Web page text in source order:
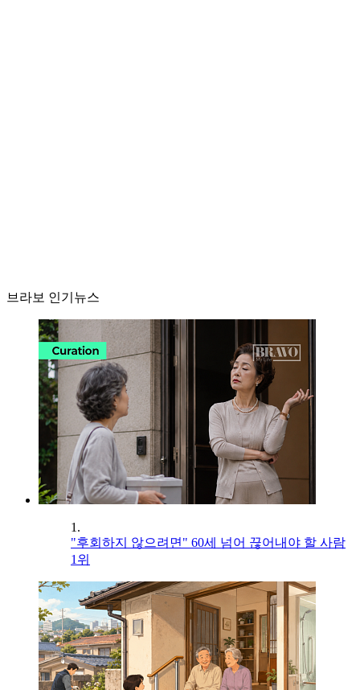
브라보 인기뉴스
1.
"후회하지 않으려면" 60세 넘어 끊어내야 할 사람
1위